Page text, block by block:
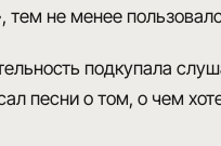
тем не менее
подкупала
песни о том, о чем